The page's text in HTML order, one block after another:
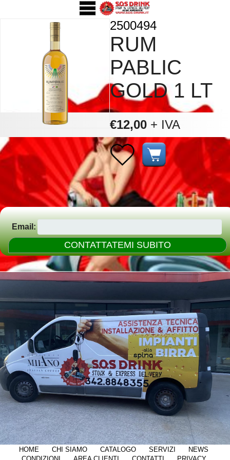
2500494
RUM
PABLIC
GOLD 1 LT
€12,00 + IVA
Email:
HOME CHI SIAMO CATALOGO SERVIZI
NEWS